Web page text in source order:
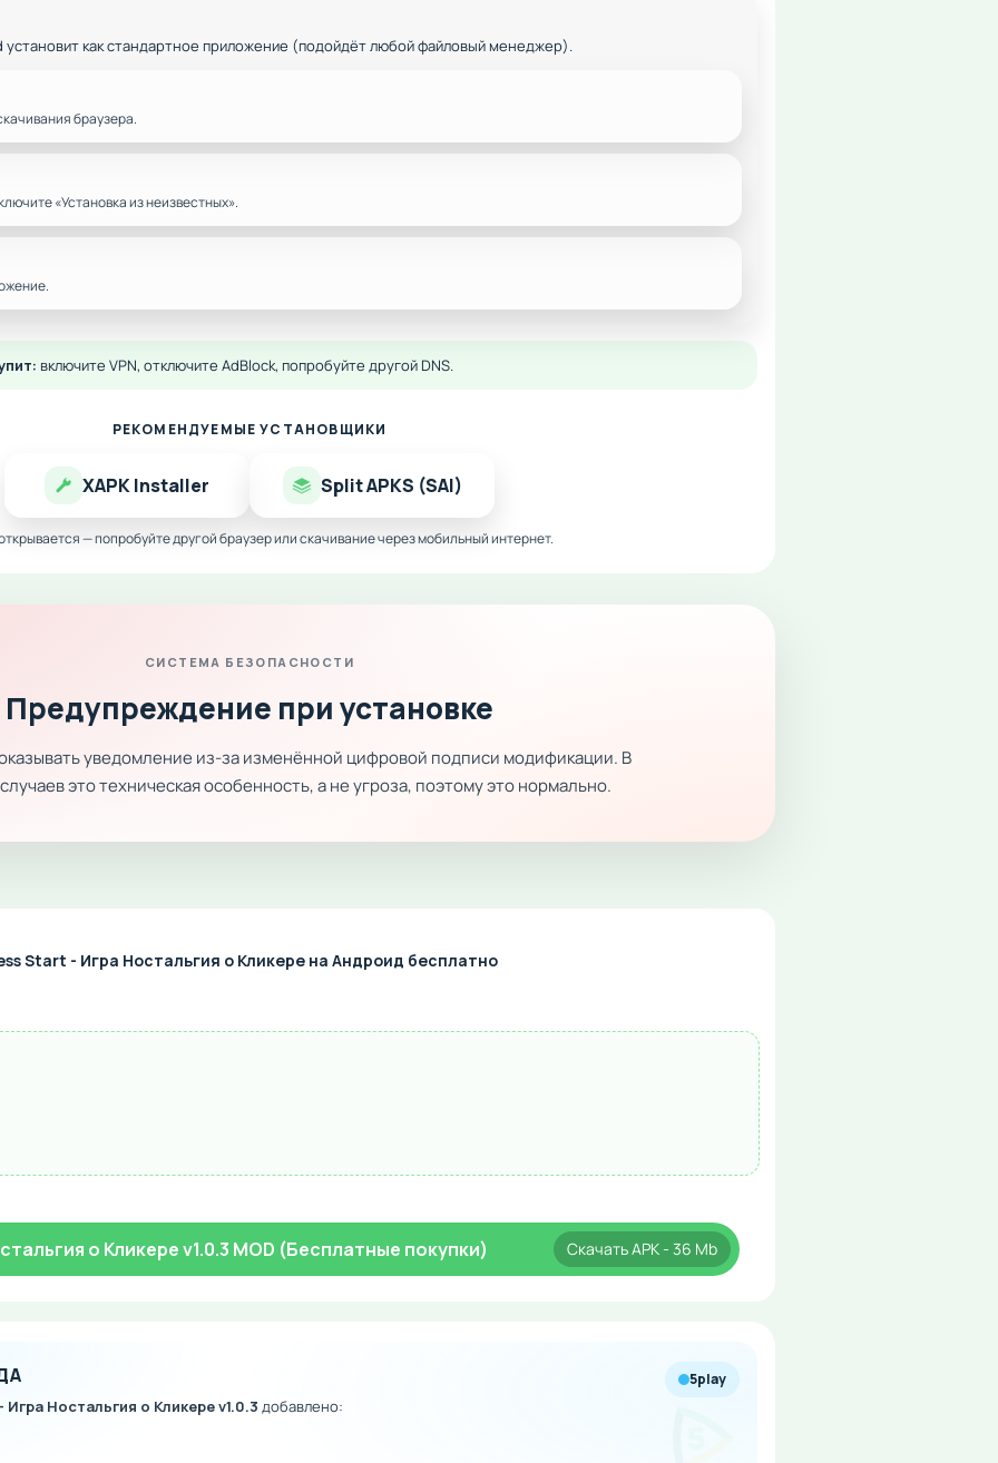
как стандартное приложение (подойдёт любой файловый менеджер).
браузера.
«Установка из неизвестных».
включите VPN, отключите AdBlock, попробуйте другой DNS.
РЕКОМЕНДУЕМЫЕ УСТАНОВЩИКИ
XAPK Installer Split APKS (SAI)
— попробуйте другой браузер или скачивание через мобильный интернет.
СИСТЕМА БЕЗОПАСНОСТИ
Предупреждение при установке
уведомление из-за изменённой цифровой подписи модификации. В
это техническая особенность, а не угроза, поэтому это нормально.
Start - Игра Ностальгия о Кликере на Андроид бесплатно
о Кликере v1.0.3 MOD (Бесплатные покупки) СкачатьAPK- 36 Mb
Ностальгия о Кликере v1.0.3 добавлено:
5play